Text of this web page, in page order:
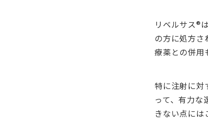
リベルサス®
の方に処方さ
療薬との併用
特に注射に対
って、有力
きない点には